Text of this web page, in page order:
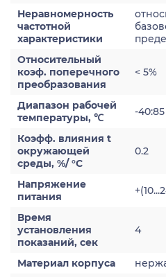
Неравномерность
частотной
характеристики
Относительный
коэф. поперечного
преобразования
< 5%
Диапазон рабочей
температуры, ℃
-40:85
Коэфф. влияния t
окружающей
среды, %/ °С
0.2
Напряжение
питания
Время
установления
показаний, сек
4
Материал корпуса